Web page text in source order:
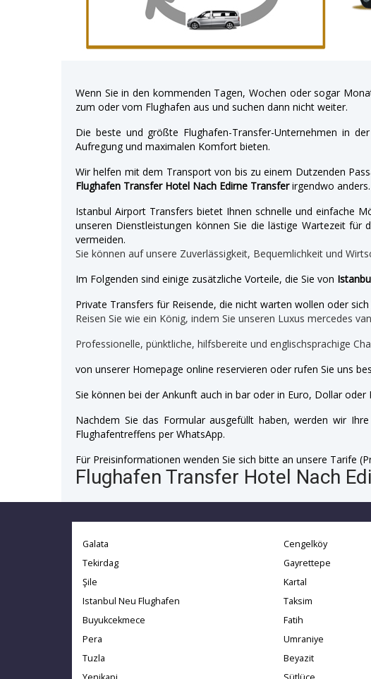
Wenn Sie in den kommenden Tagen, Wochen oder sogar
zum oder vom Flughafen aus und suchen dann nicht weiter.
Die beste und größte Flughafen-Transfer-Unternehmen in
Aufregung und maximalen Komfort bieten.
Wir helfen mit dem Transport von bis zu einem Dutzenden
Flughafen Transfer Hotel Nach Edirne Transferirgendwo anders.
Istanbul Airport Transfers bietet Ihnen schnelle und einfache
unseren Dienstleistungen können Sie die lästige Wartezeit
vermeiden.
Sie können auf unsere Zuverlässigkeit, Bequemlichkeit und
Im Folgenden sind einige zusätzliche Vorteile, die Sie von
Private Transfers für Reisende, die nicht warten wollen oder sich
Reisen Sie wie ein König, indem Sie unseren Luxus mercedes
Professionelle, pünktliche, hilfsbereite und englischsprachige
von unserer Homepage online reservieren oder rufen Sie uns
Sie können bei der Ankunft auch in bar oder in Euro, Dollar
Nachdem Sie das Formular ausgefüllt haben, werden wir
Flughafentreffens per WhatsApp.
Für Preisinformationen wenden Sie sich bitte an unsere Tarife
Flughafen Transfer Hotel Nach
Galata
Tekirdag
Şile
Istanbul Neu Flughafen
Buyukcekmece
Pera
Tuzla
Cengelköy
Gayrettepe
Kartal
Taksim
Fatih
Umraniye
Beyazit